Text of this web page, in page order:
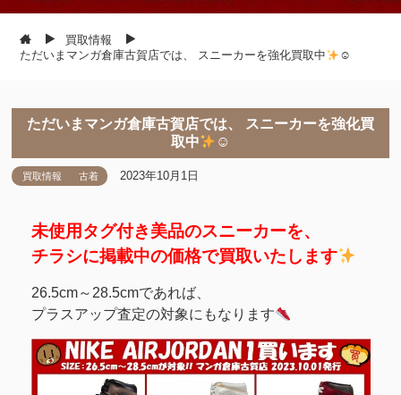
買取情報
ただいまマンガ倉庫古賀店では、 スニーカーを強化買取中
☺
ただいまマンガ倉庫古賀店では、 スニーカーを強化買
取中
☺
買取情報 古着 2023年10月1日
未使用タグ付き美品のスニーカーを、
チラシに掲載中の価格で買取いたします
26.5cm～28.5cmであれば、
プラスアップ査定の対象にもなります